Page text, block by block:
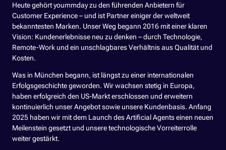
Heute gehört yoummday zu den führenden Anbietern für
Customer Experience – und ist Partner einiger der weltweit
bekanntesten Marken. Unser Weg begann 2016 mit einer klaren
Vision: Kundenerlebnisse neu zu denken – durch Technologie,
Remote-Work und ein unschlagbares Verhältnis aus Qualität und
Kosten.
Was in München begann, ist längst zu einer internationalen
Erfolgsgeschichte geworden. Wir wachsen stetig in Europa,
haben erfolgreich den US-Markt erschlossen und erweitern
kontinuierlich unser Angebot sowie unsere Kundenbasis. Anfang
2025 haben wir mit dem Launch des Artificial Agents einen neuen
Meilenstein gesetzt und unsere technologische Vorreiterrolle
weiter gestärkt.